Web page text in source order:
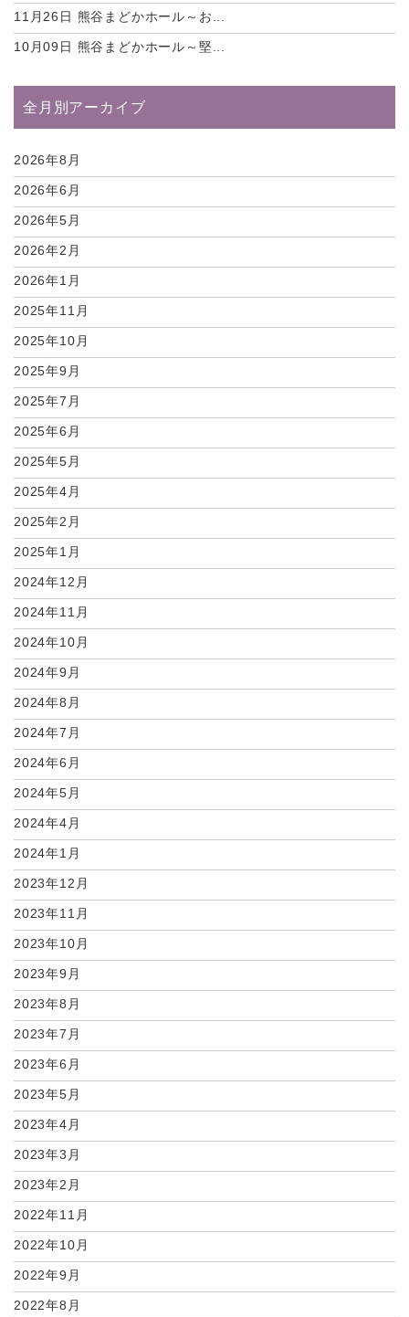
11月26日 熊谷まどかホール～お...
10月09日 熊谷まどかホール～堅...
全月別アーカイブ
2026年8月
2026年6月
2026年5月
2026年2月
2026年1月
2025年11月
2025年10月
2025年9月
2025年7月
2025年6月
2025年5月
2025年4月
2025年2月
2025年1月
2024年12月
2024年11月
2024年10月
2024年9月
2024年8月
2024年7月
2024年6月
2024年5月
2024年4月
2024年1月
2023年12月
2023年11月
2023年10月
2023年9月
2023年8月
2023年7月
2023年6月
2023年5月
2023年4月
2023年3月
2023年2月
2022年11月
2022年10月
2022年9月
2022年8月